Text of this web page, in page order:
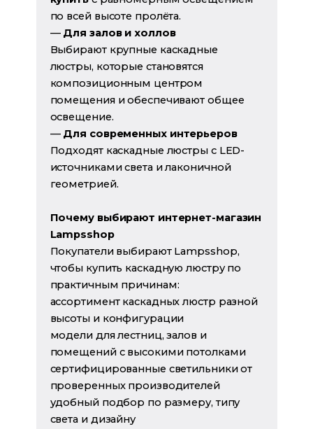
по всей высоте пролёта.
— Для залов и холлов
Выбирают крупные каскадные
люстры, которые становятся
композиционным центром
помещения и обеспечивают общее
освещение.
— Для современных интерьеров
Подходят каскадные люстры с LED-
источниками света и лаконичной
геометрией.
Почему выбирают интернет-магазин
Lampsshop
Покупатели выбирают Lampsshop,
чтобы купить каскадную люстру по
практичным причинам:
ассортимент каскадных люстр разной
высоты и конфигурации
модели для лестниц, залов и
помещений с высокими потолками
сертифицированные светильники от
проверенных производителей
удобный подбор по размеру, типу
света и дизайну